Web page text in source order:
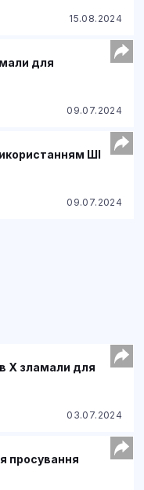
15.08.2024
для
09.07.2024
ШІ
09.07.2024
X зламали для
03.07.2024
просування